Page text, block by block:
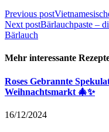
Previous post
Next postBärlauchpaste –
Bärlauch
Mehr interessante
Roses Gebrannte
Weihnachtsmarkt 🎄✨
16/12/2024